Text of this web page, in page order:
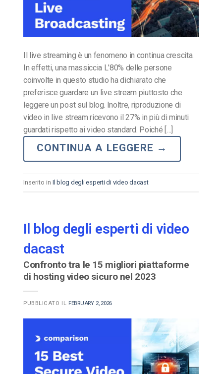
Il live streaming è un fenomeno in continua crescita.
In effetti, una massiccia L’80% delle persone
coinvolte in questo studio ha dichiarato che
preferisce guardare un live stream piuttosto che
leggere un post sul blog. Inoltre, riproduzione di
video in live stream ricevono il 27% in più di minuti
guardati rispetto ai video standard. Poiché […]
CONTINUA A LEGGERE →
Inserito in Il blog degli esperti di video dacast
Il blog degli esperti di video
dacast
Confronto tra le 15 migliori piattaforme
di hosting video sicuro nel 2023
PUBBLICATO IL FEBRUARY 2, 2026